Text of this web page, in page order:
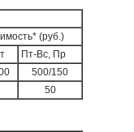
(руб.)
Пт-Вс, Пр
500/150
50